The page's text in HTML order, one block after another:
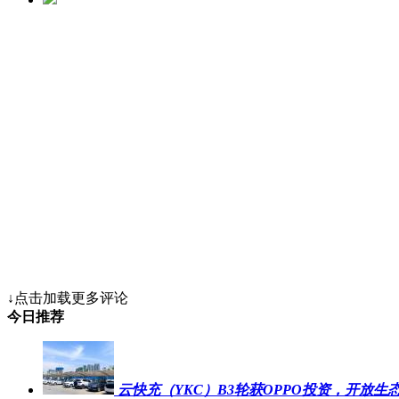
↓点击加载更多评论
今日推荐
云快充（YKC）B3轮获OPPO投资，开放生